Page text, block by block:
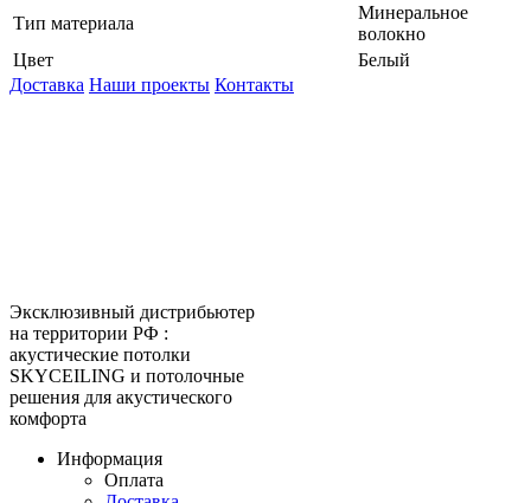
Тип материала
Минеральное
волокно
Цвет
Белый
Доставка Наши проекты Контакты
Эксклюзивный дистрибьютер
на территории РФ :
акустические потолки
SKYCEILING и потолочные
решения для акустического
комфорта
Информация
Оплата